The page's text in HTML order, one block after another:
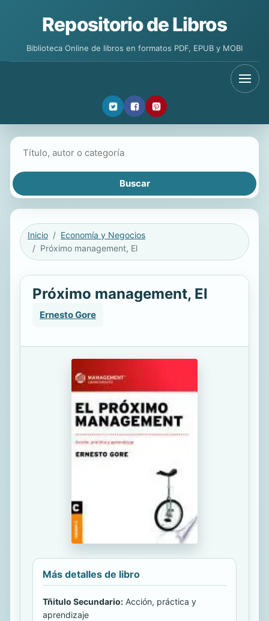
Repositorio de Libros
Biblioteca Online de libros en formatos PDF, EPUB y MOBI
Inicio
Economía y Negocios
Próximo management, El
Próximo management, El
Ernesto Gore
Más detalles de libro
Tñitulo Secundario: Acción, práctica y
aprendizaje